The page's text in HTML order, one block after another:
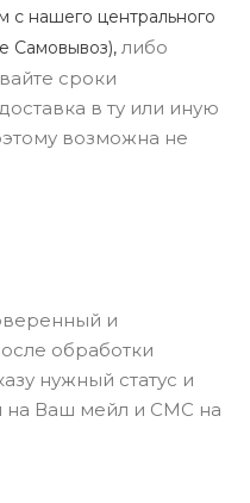
с нашего центрального
Самовывоз), либо
сроки
в ту или иную
возможна не
и
обработки
нужный статус и
на Ваш мейл и СМС на